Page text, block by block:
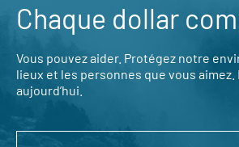
Chaque dollar
Vous pouvez aider. Protégez notre
lieux et les personnes que vous aimez.
aujourd’hui.